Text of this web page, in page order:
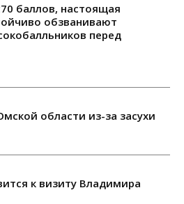
баллов, настоящая
обзванивают
перед
области из-за засухи
к визиту Владимира